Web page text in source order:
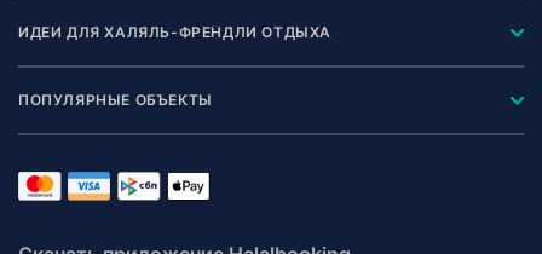
ИДЕИ ДЛЯ ХАЛЯЛЬ-ФРЕНДЛИ ОТДЫХА
ПОПУЛЯРНЫЕ ОБЪЕКТЫ